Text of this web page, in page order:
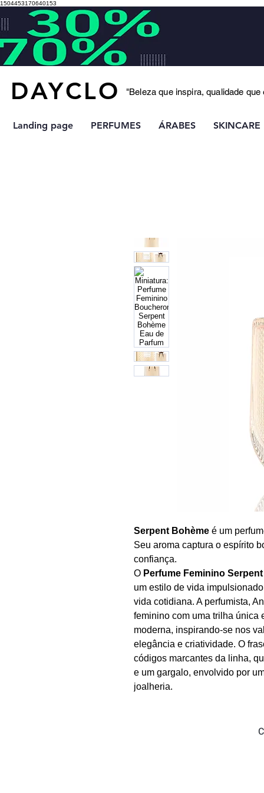
1504453170640153
DAYCLO "Beleza que inspira, qualidade que
Landing page PERFUMES ÁRABES SKINCARE
Serpent Bohème é um
Seu aroma captura o espírito
confiança.
O Perfume Feminino
um estilo de vida
vida cotidiana. A perfumista,
feminino com uma trilha única
moderna, inspirando-se nos
elegância e criatividade. O
códigos marcantes da linha,
e um gargalo, envolvido por
joalheria.